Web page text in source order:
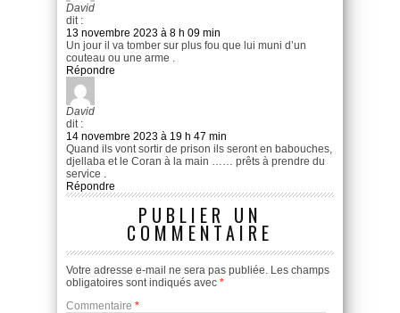
David
dit :
13 novembre 2023 à 8 h 09 min
Un jour il va tomber sur plus fou que lui muni d’un
couteau ou une arme .
Répondre
David
dit :
14 novembre 2023 à 19 h 47 min
Quand ils vont sortir de prison ils seront en babouches,
djellaba et le Coran à la main …… prêts à prendre du
service .
Répondre
PUBLIER UN
COMMENTAIRE
Votre adresse e-mail ne sera pas publiée. Les champs
obligatoires sont indiqués avec *
Commentaire *